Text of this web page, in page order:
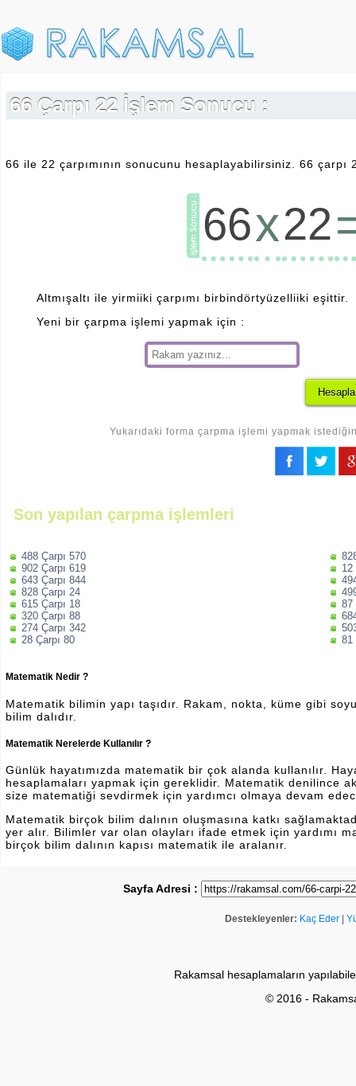
66 Çarpı 22 İşlem Sonucu :
66 ile 22 çarpımının sonucunu hesaplayabilirsiniz. 66
66x22
Altmışaltı ile yirmiiki çarpımı birbindörtyüzelliiki eşittir.
Yeni bir çarpma işlemi yapmak için :
Yukarıdaki forma çarpma işlemi yapmak
Son yapılan çarpma işlemleri
488 Çarpı 570
902 Çarpı 619
643 Çarpı 844
828 Çarpı 24
615 Çarpı 18
320 Çarpı 88
274 Çarpı 342
28 Çarpı 80
12
87
81
Matematik Nedir ?
Matematik bilimin yapı taşıdır. Rakam, nokta, küme gibi
bilim dalıdır.
Matematik Nerelerde Kullanılır ?
Günlük hayatımızda matematik bir çok alanda kullanılır.
hesaplamaları yapmak için gereklidir. Matematik denilince
size matematiği sevdirmek için yardımcı olmaya devam
Matematik birçok bilim dalının oluşmasına katkı
yer alır. Bilimler var olan olayları ifade etmek için yardımı
birçok bilim dalının kapısı matematik ile aralanır.
Sayfa Adresi :
Destekleyenler: Kaç Eder
Rakamsal hesaplamaların
© 2016 -